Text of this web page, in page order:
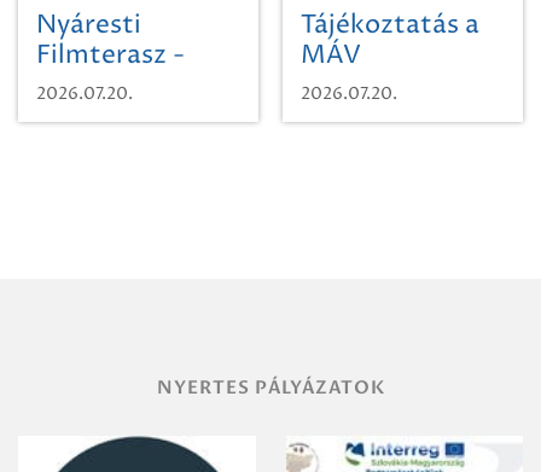
Nyáresti
Filmterasz -
Beugró a
Paradicsomba
2026.07.20.
Tájékoztatás a
MÁV
Pályaműködtetési
Zrt. Területi
2026.07.20.
NYERTES PÁLYÁZATOK